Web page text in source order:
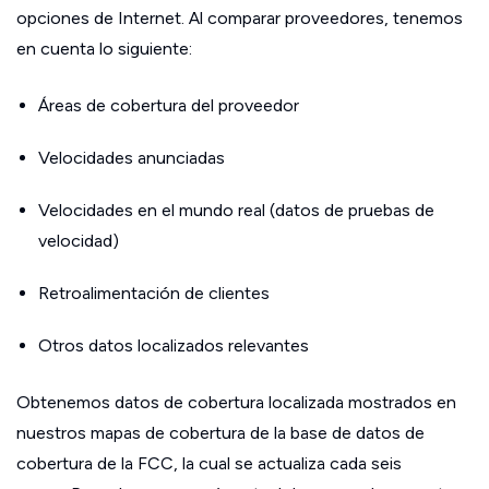
opciones de Internet. Al comparar proveedores, tenemos
en cuenta lo siguiente:
Áreas de cobertura del proveedor
Velocidades anunciadas
Velocidades en el mundo real (datos de pruebas de
velocidad)
Retroalimentación de clientes
Otros datos localizados relevantes
Obtenemos datos de cobertura localizada mostrados en
nuestros mapas de cobertura de la base de datos de
cobertura de la FCC, la cual se actualiza cada seis